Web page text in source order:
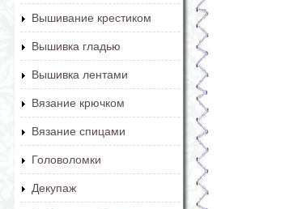
Вышивание крестиком
Вышивка гладью
Вышивка лентами
Вязание крючком
Вязание спицами
Головоломки
Декупаж